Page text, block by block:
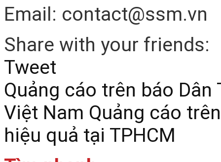
Email: contact@ssm.vn
Share with your friends:
Tweet
Quảng cáo trên báo
Việt Nam Quảng cáo
hiệu quả tại TPHCM